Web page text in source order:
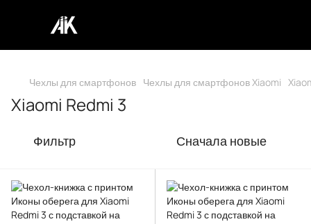
Чехлы для смартфонов Чехлы для смартфонов Xiaomi
Xiaomi Redmi 3
Фильтр Сначала новые